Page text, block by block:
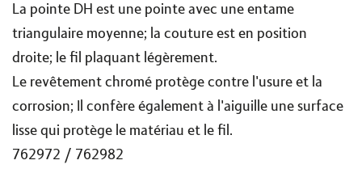
La pointe DH est une pointe avec une entame
triangulaire moyenne; la couture est en position
droite; le fil plaquant légèrement.
Le revêtement chromé protège contre l'usure et la
corrosion; Il confère également à l'aiguille une surface
lisse qui protège le matériau et le fil.
762972 / 762982